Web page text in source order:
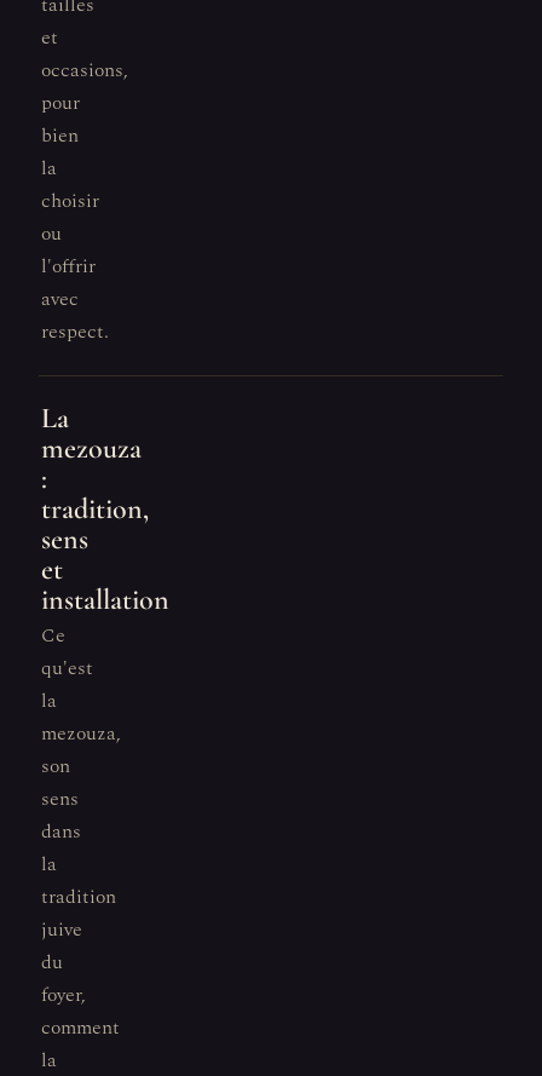
et
occasions,
pour
bien
la
choisir
ou
l'offrir
avec
respect.
La
mezouza
:
tradition,
sens
et
installation
Ce
qu'est
la
mezouza,
son
sens
dans
la
tradition
juive
du
foyer,
comment
la